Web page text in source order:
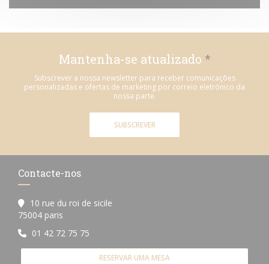
Mantenha-se atualizado *
Subscrever a nossa newsletter para receber comunicações
personalizadas e ofertas de marketing por correio eletrónico da
nossa parte.
SUBSCREVER
Contacte-nos
10 rue du roi de sicile
75004 paris
01 42 72 75 75
RESERVAR UMA MESA